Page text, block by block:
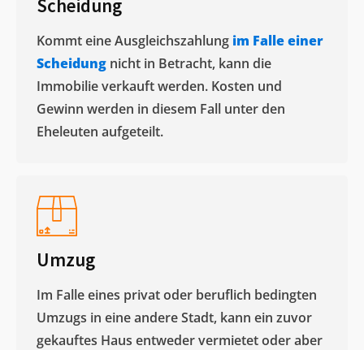
Scheidung
Kommt eine Ausgleichszahlung im Falle einer
Scheidung nicht in Betracht, kann die
Immobilie verkauft werden. Kosten und
Gewinn werden in diesem Fall unter den
Eheleuten aufgeteilt.​
Umzug
Im Falle eines privat oder beruflich bedingten
Umzugs in eine andere Stadt, kann ein zuvor
gekauftes Haus entweder vermietet oder aber